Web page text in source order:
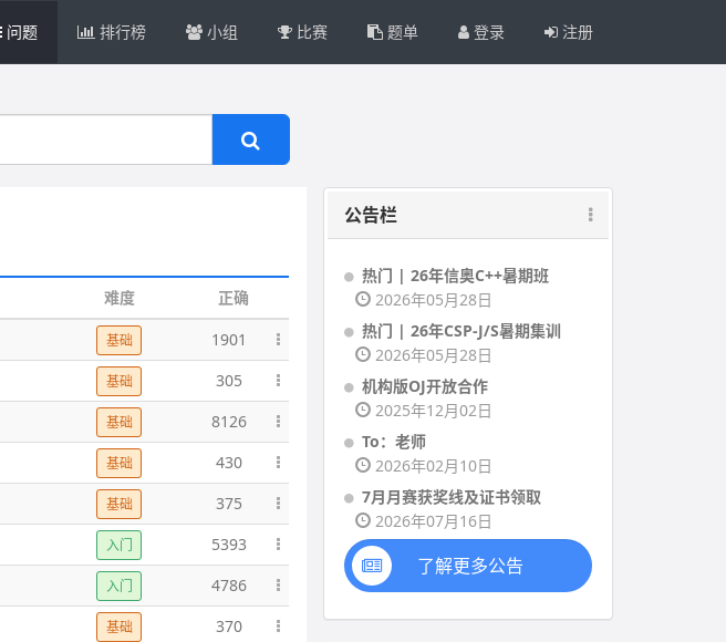
问题 排行榜 小组 比赛 题单 登录 注册
难度
正确
基础
1901
基础
305
基础
8126
基础
430
基础
375
入门
5393
入门
4786
基础 370
公告栏
热门 | 26年信奥C++暑期班
2026年05月28日
热门 | 26年CSP-J/S暑期集训
2026年05月28日
机构版OJ开放合作
2025年12月02日
To：老师
2026年02月10日
7月月赛获奖线及证书领取
2026年07月16日
了解更多公告